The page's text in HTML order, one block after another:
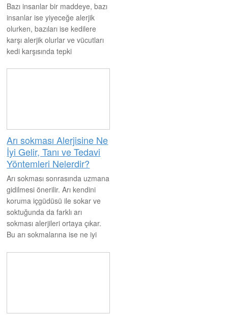
Bazı insanlar bir maddeye, bazı
insanlar ise yiyeceğe alerjik
olurken, bazıları ise kedilere
karşı alerjik olurlar ve vücutları
kedi karşısında tepki
Arı sokması Alerjisine Ne
İyi Gelir, Tanı ve Tedavi
Yöntemleri Nelerdir?
Arı sokması sonrasında uzmana
gidilmesi önerilir. Arı kendini
koruma içgüdüsü ile sokar ve
soktuğunda da farklı arı
sokması alerjileri ortaya çıkar.
Bu arı sokmalarına ise ne iyi